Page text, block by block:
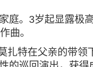
庭。3岁起显露极
曲。
扎特在父亲的带领